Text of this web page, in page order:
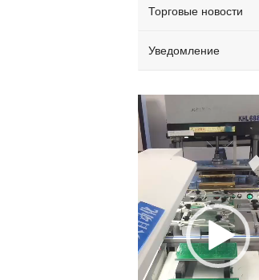
Торговые новости
Уведомление
Video
Player